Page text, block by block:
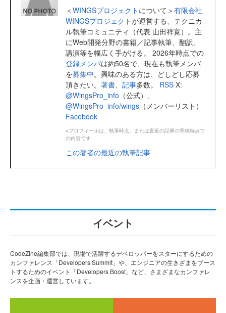
＜WINGSプロジェクト について＞有限会社
WINGSプロジェクトが運営する、テクニカ
ル執筆コミュニティ（代表 山田祥寛）。主
にWeb開発分野の書籍／記事執筆、翻訳、
講演等を幅広く手がける。 2026年時点での
登録メンバは約50名で、現在も執筆メンバ
を募集中。興味のある方は、どしどし応募
頂きたい。 著書 記事多数。 RSS X:
@WingsPro_info （公式）、
@WingsPro_info/wings （メンバーリスト）
Facebook
※プロフィールは、執筆時点、または直近の記事の寄稿時点で
の内容です
この著者の最近の執筆記事
イベント
CodeZine編集部では、現場で活躍するデベロッパーをスターにするための
カンファレンス「Developers Summit」や、エンジニアの生きざまをブース
トするためのイベント「Developers Boost」など、さまざまなカンファレ
ンスを企画・運営しています。